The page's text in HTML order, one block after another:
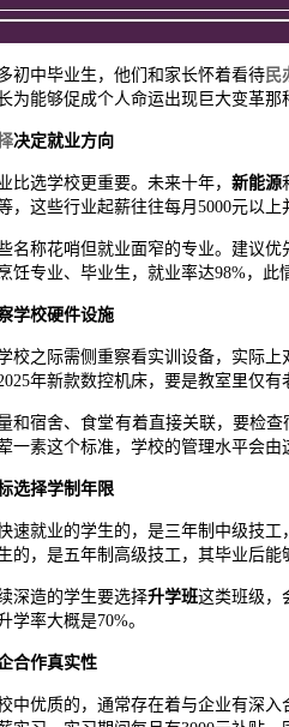
初中毕业生，他们和家长怀着看待 民
为能够促成个人命运出现巨大变革那
决定就业方向
比选学校更重要。未来十年，新能源
，这些行业起薪往往每月5000元以上
名称花哨但就业面窄的专业。建议优
饪专业、毕业生，就业率达98%，此
学校硬件设施
校之际需侧重察看实训设备，实际
年新款数控机床，要是教室里仅有
和宿舍、食堂有着直接关联，要检
一素这个标准，学校的管理水平会由
选择学制年限
速就业的学生的，是三年制中级技
的，是五年制高级技工，其毕业后能
深造的学生要选择升学班这类班级，
学率大概是70%。
合作真实性
中优质的，通常存在着与企业有深